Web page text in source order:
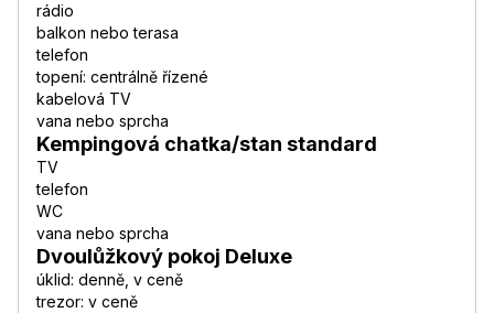
rádio
balkon nebo terasa
telefon
topení: centrálně řízené
kabelová TV
vana nebo sprcha
Kempingová chatka/stan standard
TV
telefon
WC
vana nebo sprcha
Dvoulůžkový pokoj Deluxe
úklid: denně, v ceně
trezor: v ceně